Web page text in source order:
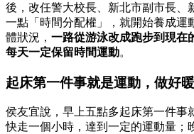
後，改任警大校長、新北市副市長、
一點「時間分配權」，就開始養成運
體狀況， 一路從游泳改成跑步到現在
每天一定保留時間運動。
起床第一件事就是運動，做好
侯友宜說，早上五點多起床第一件事
快走一個小時，達到一定的運動量；